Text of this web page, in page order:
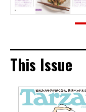
This Issue